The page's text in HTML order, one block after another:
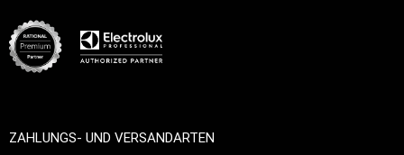
ZAHLUNGS- UND VERSANDARTEN